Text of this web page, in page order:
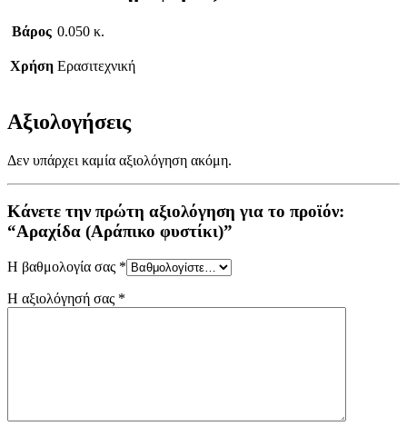
Βάρος 0.050 κ.
Χρήση Ερασιτεχνική
Αξιολογήσεις
Δεν υπάρχει καμία αξιολόγηση ακόμη.
Κάνετε την πρώτη αξιολόγηση για το προϊόν:
“Αραχίδα (Αράπικο φυστίκι)”
Η βαθμολογία σας *
Η αξιολόγησή σας *